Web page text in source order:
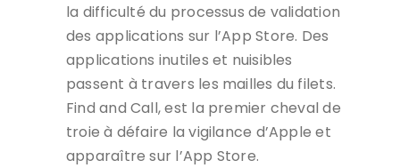
la difficulté du processus de validation
des applications sur l’App Store. Des
applications inutiles et nuisibles
passent à travers les mailles du filets.
Find and Call, est la premier cheval de
troie à défaire la vigilance d’Apple et
apparaître sur l’App Store.